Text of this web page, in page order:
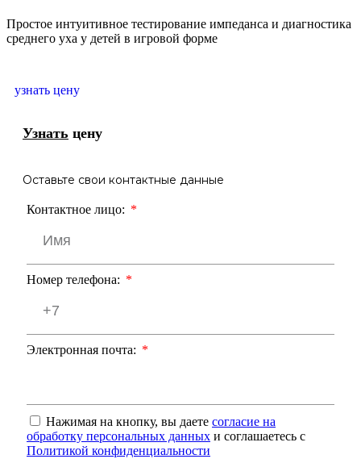
Простое интуитивное тестирование импеданса и диагностика
среднего уха у детей в игровой форме
узнать цену
Контактное лицо:
Номер телефона:
Электронная почта:
Нажимая на кнопку, вы даете согласие на
обработку персональных данных и соглашаетесь с
Политикой конфиденциальности
Оставьте свои контактные данные
Узнать цену